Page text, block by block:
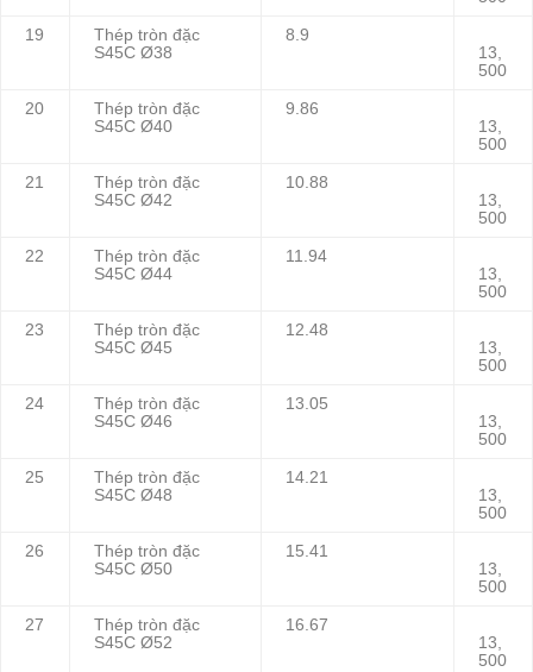
19
Thép tròn đặc
S45C Ø38
8.9
13,
500
20
Thép tròn đặc
S45C Ø40
9.86
13,
500
21
Thép tròn đặc
S45C Ø42
10.88
13,
500
22
Thép tròn đặc
S45C Ø44
11.94
13,
500
23
Thép tròn đặc
S45C Ø45
12.48
13,
500
24
Thép tròn đặc
S45C Ø46
13.05
13,
500
25
Thép tròn đặc
S45C Ø48
14.21
13,
500
26
Thép tròn đặc
S45C Ø50
15.41
13,
500
27
Thép tròn đặc
S45C Ø52
16.67
13,
500